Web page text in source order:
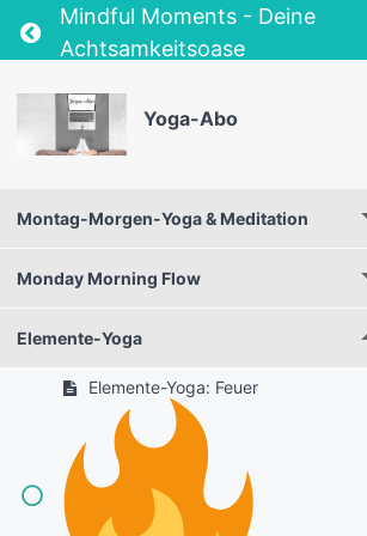
Return to course: Yoga-Abo
Mindful Moments - Deine
Achtsamkeitsoase
Yoga-Abo
Montag-Morgen-Yoga & Meditation
Monday Morning Flow
Elemente-Yoga
Elemente-Yoga: Feuer